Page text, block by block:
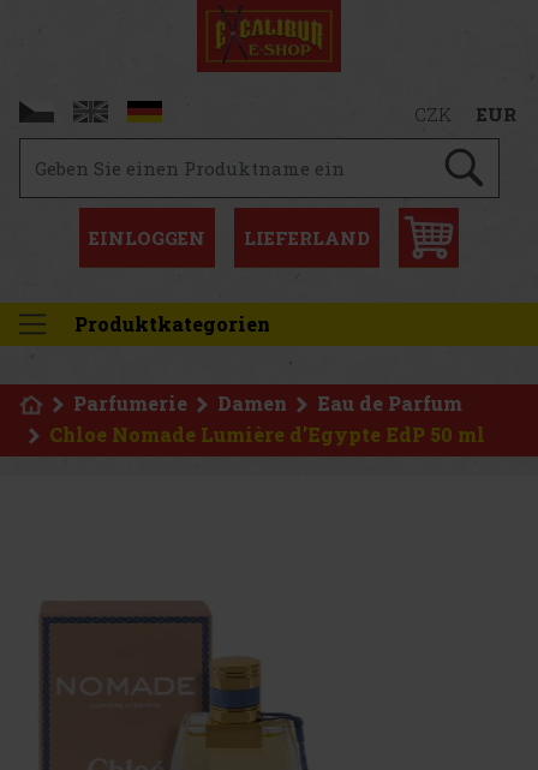
CZK EUR
EINLOGGEN LIEFERLAND
Produktkategorien
Parfumerie Damen
Eau de Parfum
Chloe Nomade Lumière d’Egypte EdP 50 ml